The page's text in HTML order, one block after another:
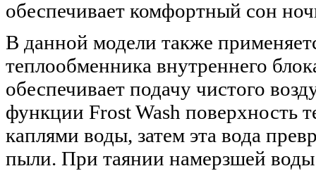
обеспечивает комфортный сон
В данной модели также
теплообменника внутреннего
обеспечивает подачу чистого
функции Frost Wash поверхность
каплями воды, затем эта вода
пыли. При таянии намерзшей воды